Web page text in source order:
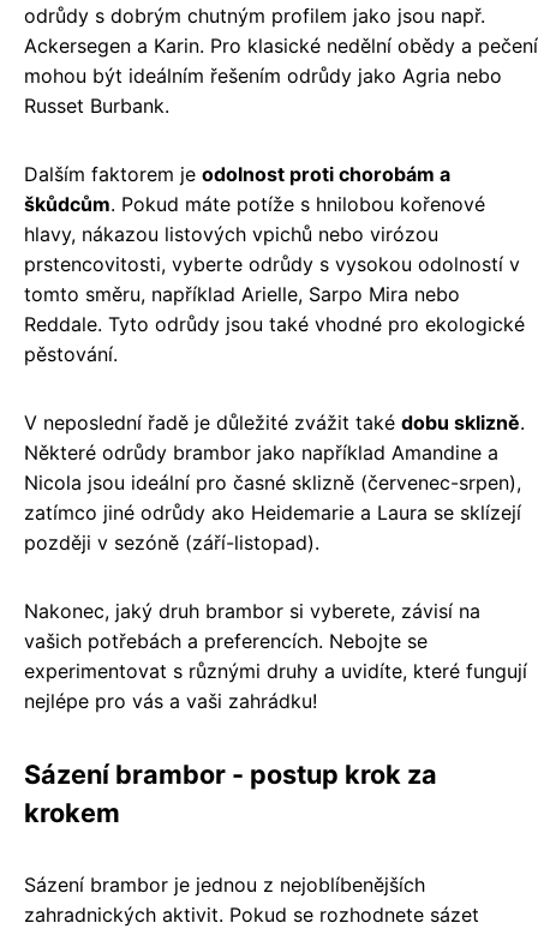
odrůdy s dobrým chutným profilem jako jsou např.
Ackersegen a Karin. Pro klasické nedělní obědy a pečení
mohou být ideálním řešením odrůdy jako Agria nebo
Russet Burbank.
Dalším faktorem je odolnost proti chorobám a
škůdcům. Pokud máte potíže s hnilobou kořenové
hlavy, nákazou listových vpichů nebo virózou
prstencovitosti, vyberte odrůdy s vysokou odolností v
tomto směru, například Arielle, Sarpo Mira nebo
Reddale. Tyto odrůdy jsou také vhodné pro ekologické
pěstování.
V neposlední řadě je důležité zvážit také dobu sklizně.
Některé odrůdy brambor jako například Amandine a
Nicola jsou ideální pro časné sklizně (červenec-srpen),
zatímco jiné odrůdy ako Heidemarie a Laura se sklízejí
později v sezóně (září-listopad).
Nakonec, jaký druh brambor si vyberete, závisí na
vašich potřebách a preferencích. Nebojte se
experimentovat s různými druhy a uvidíte, které fungují
nejlépe pro vás a vaši zahrádku!
Sázení brambor - postup krok za
krokem
Sázení brambor je jednou z nejoblíbenějších
zahradnických aktivit. Pokud se rozhodnete sázet